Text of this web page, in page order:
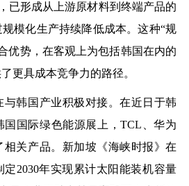
已形成从上游原材料到终端产品的
模化生产持续降低成本。这种“规
优势，在客观上为包括韩国在内的
更具成本竞争力的路径。
韩国产业积极对接。在近日于韩
国国际绿色能源展上，TCL、华为
关产品。新加坡《海峡时报》在
2030年实现累计太阳能装机容量